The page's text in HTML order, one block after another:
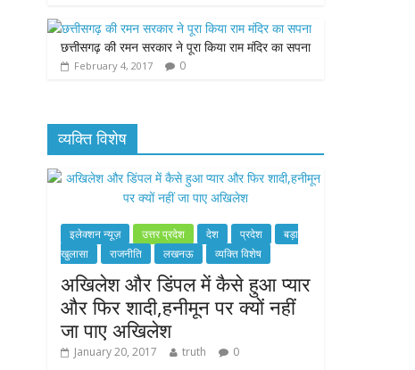
छत्तीसगढ़ की रमन सरकार ने पूरा किया राम मंदिर का सपना
February 4, 2017 0
व्यक्ति विशेष
इलेक्शन न्यूज़ उत्तर प्रदेश देश प्रदेश
बड़ा
खुलासा
राजनीति लखनऊ व्यक्ति विशेष
अखिलेश और डिंपल में कैसे हुआ प्यार
और फिर शादी,हनीमून पर क्यों नहीं
जा पाए अखिलेश
January 20, 2017 truth 0